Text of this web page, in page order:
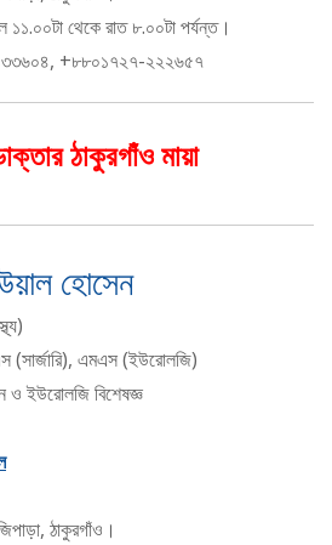
১১.০০টা থেকে রাত ৮.০০টা পর্যন্ত।
৪৩৩৬০৪, +৮৮০১৭২৭-২২২৬৫৭
ঠাকুরগাঁও মায়া
হোসেন
(সার্জারি), এমএস (ইউরোলজি)
ও ইউরোলজি বিশেষজ্ঞ
ঠাকুরগাঁও।